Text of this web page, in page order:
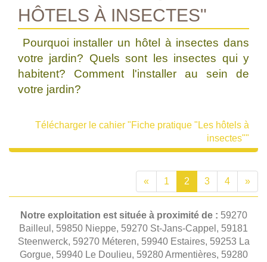
HÔTELS À INSECTES"
Pourquoi installer un hôtel à insectes dans
votre jardin? Quels sont les insectes qui y
habitent? Comment l'installer au sein de
votre jardin?
Télécharger le cahier "Fiche pratique "Les hôtels à
insectes""
« 1 2 3 4 »
Notre exploitation est située à proximité de : 59270
Bailleul, 59850 Nieppe, 59270 St-Jans-Cappel, 59181
Steenwerck, 59270 Méteren, 59940 Estaires, 59253 La
Gorgue, 59940 Le Doulieu, 59280 Armentières, 59280